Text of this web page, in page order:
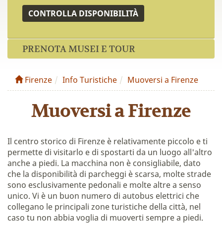
CONTROLLA DISPONIBILITÀ
PRENOTA MUSEI E TOUR
Firenze Info Turistiche Muoversi a Firenze
Muoversi a Firenze
Il centro storico di Firenze è relativamente piccolo e ti
permette di visitarlo e di spostarti da un luogo all'altro
anche a piedi. La macchina non è consigliabile, dato
che la disponibilità di parcheggi è scarsa, molte strade
sono esclusivamente pedonali e molte altre a senso
unico. Vi è un buon numero di autobus elettrici che
collegano le principali zone turistiche della città, nel
caso tu non abbia voglia di muoverti sempre a piedi.